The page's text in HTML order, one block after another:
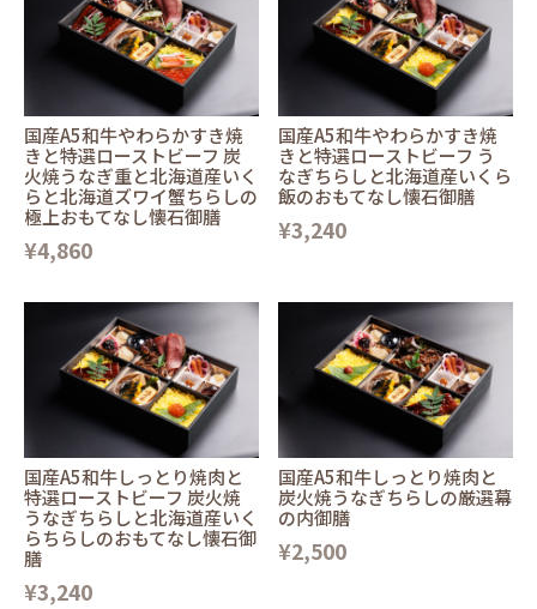
国産A5和牛やわらかすき焼
きと特選ローストビーフ 炭
火焼うなぎ重と北海道産いく
らと北海道ズワイ蟹ちらしの
極上おもてなし懐石御膳
¥4,860
国産A5和牛やわらかすき焼
きと特選ローストビーフ う
なぎちらしと北海道産いくら
飯のおもてなし懐石御膳
¥3,240
国産A5和牛しっとり焼肉と
特選ローストビーフ 炭火焼
うなぎちらしと北海道産いく
らちらしのおもてなし懐石御
膳
¥3,240
国産A5和牛しっとり焼肉と
炭火焼うなぎちらしの厳選幕
の内御膳
¥2,500